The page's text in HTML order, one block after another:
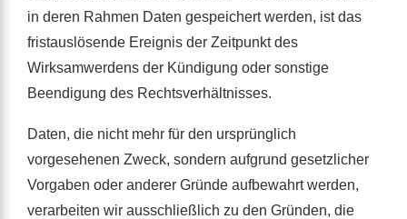
in deren Rahmen Daten gespeichert werden, ist das
fristauslösende Ereignis der Zeitpunkt des
Wirksamwerdens der Kündigung oder sonstige
Beendigung des Rechtsverhältnisses.
Daten, die nicht mehr für den ursprünglich
vorgesehenen Zweck, sondern aufgrund gesetzlicher
Vorgaben oder anderer Gründe aufbewahrt werden,
verarbeiten wir ausschließlich zu den Gründen, die